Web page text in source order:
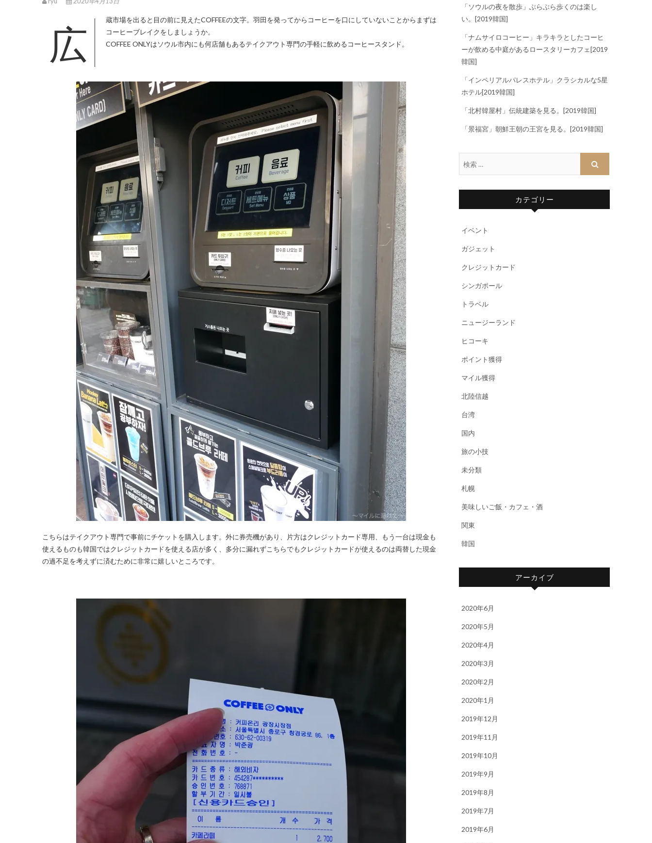
広蔵市場を出ると目の前に見えたCOFFEEの文字。羽田を発ってからコーヒーを口にしていないことからまずは
コーヒーブレイクをしましょうか。
COFFEE ONLYはソウル市内にも何店舗もあるテイクアウト専門の手軽に飲めるコーヒースタンド。
こちらはテイクアウト専門で事前にチケットを購入します。外に券売機があり、片方はクレジットカード専用、もう一台は現金も
使えるものも韓国ではクレジットカードを使える店が多く、多分に漏れずこちらでもクレジットカードが使えるのは両替した現金
の過不足を考えずに済むために非常に嬉しいところです。
「ソウルの夜を散歩」ぶらぶら歩くのは楽し
い。[2019韓国]
「ナムサイロコーヒー」キラキラとしたコーヒ
ーが飲める中庭があるロースタリーカフェ[2019
韓国]
「インペリアルパレスホテル」クラシカルな5星
ホテル[2019韓国]
「北村韓屋村」伝統建築を見る。[2019韓国]
「景福宮」朝鮮王朝の王宮を見る。[2019韓国]
カテゴリー
イベント
ガジェット
クレジットカード
シンガポール
トラベル
ニュージーランド
ヒコーキ
ポイント獲得
マイル獲得
北陸信越
台湾
国内
旅の小技
未分類
札幌
美味しいご飯・カフェ・酒
関東
韓国
アーカイブ
2020年6月
2020年5月
2020年4月
2020年3月
2020年2月
2020年1月
2019年12月
2019年11月
2019年10月
2019年9月
2019年8月
2019年7月
2019年6月